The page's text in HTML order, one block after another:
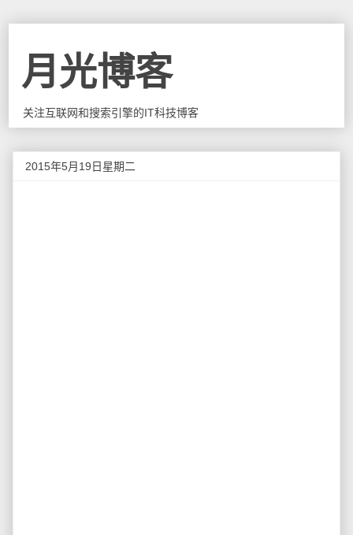
月光博客
关注互联网和搜索引擎的IT科技博客
2015年5月19日星期二